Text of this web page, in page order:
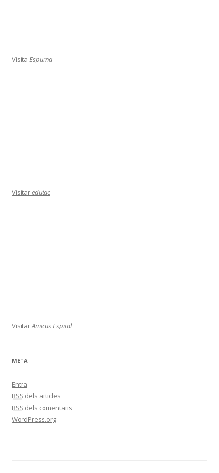
Visita Espurna
Visitaredutac
VisitarAmicus Espiral
META
Entra
RSS dels articles
RSS dels comentaris
WordPress.org